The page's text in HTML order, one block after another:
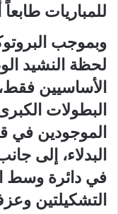
للمباريات
وبموجب
لحظة النشيد
الأساسيين
البطولات
الموجودين في
البدلاء، إلى
في دائرة وسط
التشكيلتين